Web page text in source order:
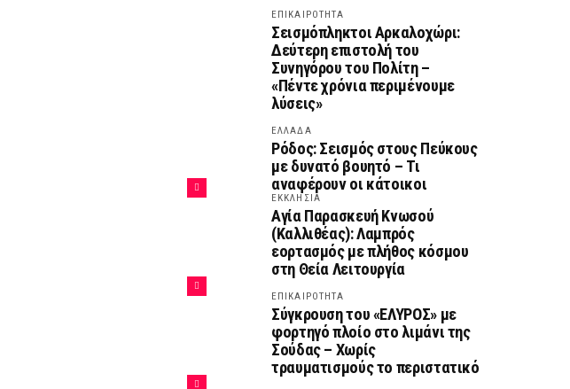
ΕΠΙΚΑΙΡΟΤΗΤΑ
Σεισμόπληκτοι Αρκαλοχώρι:
Δεύτερη επιστολή του
Συνηγόρου του Πολίτη –
«Πέντε χρόνια περιμένουμε
λύσεις»
ΕΛΛΑΔΑ
Ρόδος: Σεισμός στους Πεύκους
με δυνατό βουητό – Τι
αναφέρουν οι κάτοικοι
ΕΚΚΛΗΣΙΑ
Αγία Παρασκευή Κνωσού
(Καλλιθέας): Λαμπρός
εορτασμός με πλήθος κόσμου
στη Θεία Λειτουργία
ΕΠΙΚΑΙΡΟΤΗΤΑ
Σύγκρουση του «ΕΛΥΡΟΣ» με
φορτηγό πλοίο στο λιμάνι της
Σούδας – Χωρίς
τραυματισμούς το περιστατικό